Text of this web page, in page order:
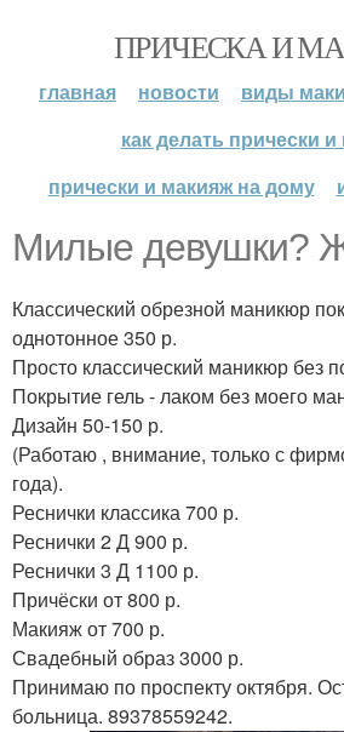
ПРИЧЕСКА И
главная новости
виды
как делать прически
прически и макияж на дому
Милые девушки?
Классический обрезной маникюр
однотонное 350 р.
Просто классический маникюр без
Покрытие гель - лаком без моего
Дизайн 50-150 р.
(Работаю , внимание, только с
года).
Реснички классика 700 р.
Реснички 2 Д 900 р.
Реснички 3 Д 1100 р.
Причёски от 800 р.
Макияж от 700 р.
Свадебный образ 3000 р.
Принимаю по проспекту октября.
больница. 89378559242.